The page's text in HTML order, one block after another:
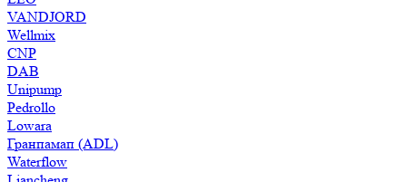
VANDJORD
Wellmix
CNP
DAB
Unipump
Pedrollo
Lowara
Гранпамап (ADL)
Waterflow